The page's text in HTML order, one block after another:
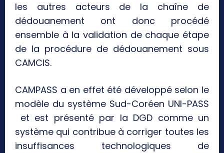
les autres acteurs de la chaîne de
dédouanement ont donc procédé
ensemble à la validation de chaque étape
de la procédure de dédouanement sous
CAMCIS.
CAMPASS a en effet été développé selon le
modèle du système Sud-Coréen UNI-PASS
et est présenté par la DGD comme un
système qui contribue à corriger toutes les
insuffisances technologiques de